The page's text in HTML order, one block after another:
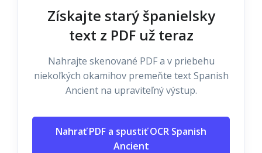
Získajte starý španielsky
text z PDF už teraz
Nahrajte skenované PDF a v priebehu
niekoľkých okamihov premeňte text Spanish
Ancient na upraviteľný výstup.
Nahrať PDF a spustiť OCR Spanish
Ancient